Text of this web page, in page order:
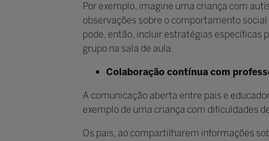
Por exemplo, imagine uma criança com
observações sobre o comportamento
pode, então, incluir estratégias específicas
grupo na sala de aula.
Colaboração contínua com
A comunicação aberta entre pais e
exemplo de uma criança com dificuldades
Os pais, ao compartilharem informações